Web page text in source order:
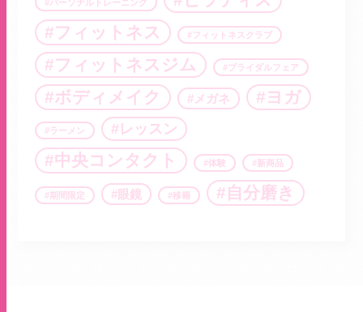
パーソナルトレーニング
フィットネス
フィットネスクラブ
フィットネスジム ブライダルフェア
ボディメイク メガネ ヨガ
ラーメン レッスン
中央コンタクト 体験 新商品
期間限定 眼鏡 移籍 自分磨き